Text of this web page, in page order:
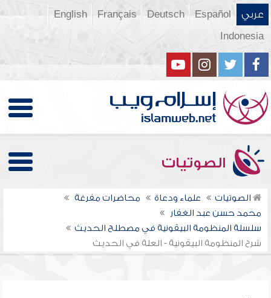
عربي Español
Deutsch
Français
English
Indonesia
الصوتيات
الصوتيات علماء ودعاة
محاضرات مفرغة
محمد حسن عبد الغفار
سلسلة المنظومة البيقونية في مصطلح الحديث
شرح المنظومة البيقونية - العلة في الحديث